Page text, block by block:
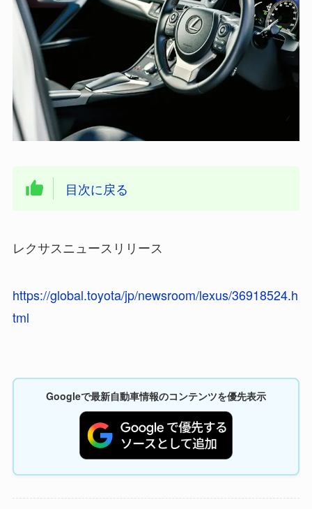
目次に戻る
レクサスニュースリリース
https://global.toyota/jp/newsroom/lexus/36918524.h
tml
Googleで最新自動車情報のコンテンツを優先表示